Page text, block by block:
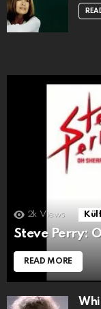
2k Views
Steve Perry:
READ MORE